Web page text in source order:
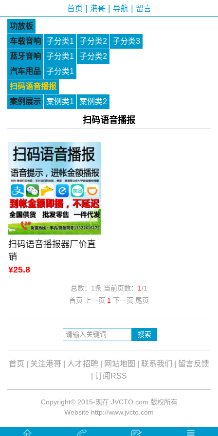
首页 港哥| 导航| 留言
功放板
车载音响
子分类1 子分类2
子分类3
蓝牙音响
子分类1
子分类2
汽车用品
子分类1
扫码语音播报
案例展示
案例类1 案例类2
扫码语音播报
扫码语音播报器厂价直
销
¥25.8
总数：1条 当前页数： 1/1
首页 上一页 1 下一页 尾页
首页 关注港哥 人才招聘 网站地图 联系我们
留言反馈
订阅RSS
Copyright© 2015-现在 JVCTO.com 版权所有
Website http://www.jvcto.com